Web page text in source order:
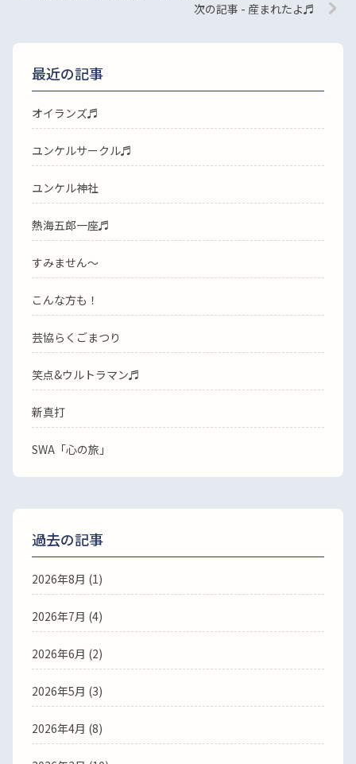
次の記事 - 産まれたよ♬
最近の記事
オイランズ♬
ユンケルサークル♬
ユンケル神社
熱海五郎一座♬
すみません〜
こんな方も！
芸協らくごまつり
笑点&ウルトラマン♬
新真打
SWA「心の旅」
過去の記事
2026年8月 (1)
2026年7月 (4)
2026年6月 (2)
2026年5月 (3)
2026年4月 (8)